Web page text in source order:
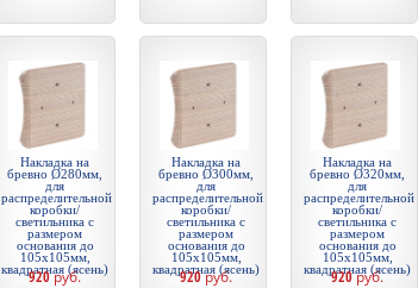
Накладка на
бревно Ø280мм,
для
распределительной
коробки/
светильника с
размером
основания до
105х105мм,
квадратная (ясень)
920руб.
Накладка на
бревно Ø300мм,
для
распределительной
коробки/
светильника с
размером
основания до
105х105мм,
квадратная (ясень)
920руб.
Накладка на
бревно Ø320мм,
для
распределительной
коробки/
светильника с
размером
основания до
105х105мм,
квадратная (ясень)
920руб.